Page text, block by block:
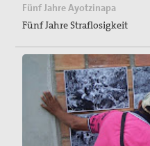
Fünf Jahre Ayotzinapa
Fünf Jahre Straflosigkeit